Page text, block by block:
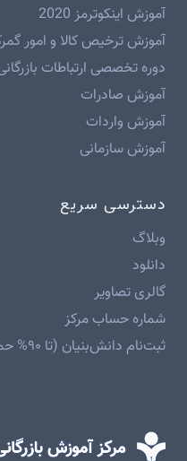
آموزش اینکوترمز 2020
آموزش ترخیص کالا و امور
دوره تخصصی ارتباطات
آموزش صادرات
آموزش واردات
آموزش سازمانی
دسترسی سریع
وبلاگ
دانلود
گالری تصاویر
شماره حساب مرکز
ثبت‌نام دانش‌بنیان (تا ۹۰% حمایت)